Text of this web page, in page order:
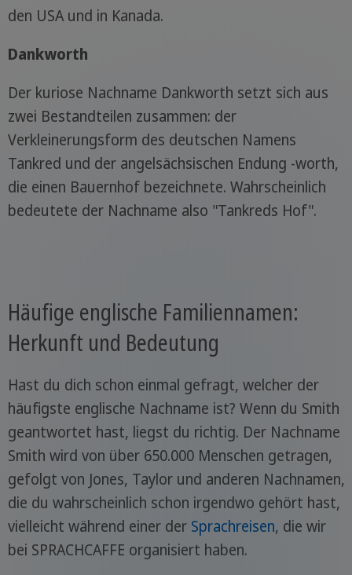
den USA und in Kanada.
Dankworth
Der kuriose Nachname Dankworth setzt sich aus
zwei Bestandteilen zusammen: der
Verkleinerungsform des deutschen Namens
Tankred und der angelsächsischen Endung -worth,
die einen Bauernhof bezeichnete. Wahrscheinlich
bedeutete der Nachname also "Tankreds Hof".
Häufige englische Familiennamen:
Herkunft und Bedeutung
Hast du dich schon einmal gefragt, welcher der
häufigste englische Nachname ist? Wenn du Smith
geantwortet hast, liegst du richtig. Der Nachname
Smith wird von über 650.000 Menschen getragen,
gefolgt von Jones, Taylor und anderen Nachnamen,
die du wahrscheinlich schon irgendwo gehört hast,
vielleicht während einer der Sprachreisen, die wir
bei SPRACHCAFFE organisiert haben.